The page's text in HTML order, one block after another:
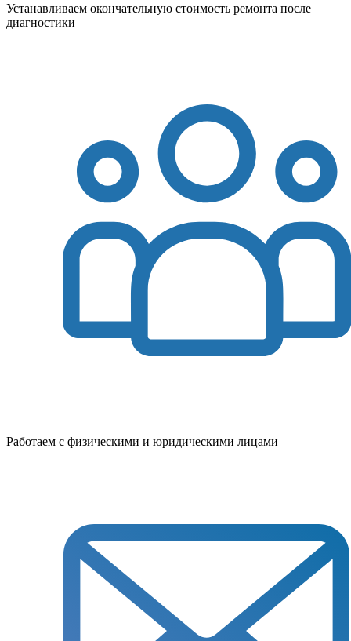
Устанавливаем окончательную стоимость ремонта после
диагностики
Работаем с физическими и юридическими лицами